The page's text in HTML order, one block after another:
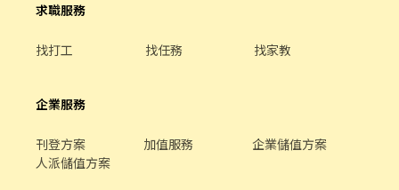
求職服務
找打工 找任務 找家教
企業服務
刊登方案 加值服務
企業儲值方案
人派儲值方案